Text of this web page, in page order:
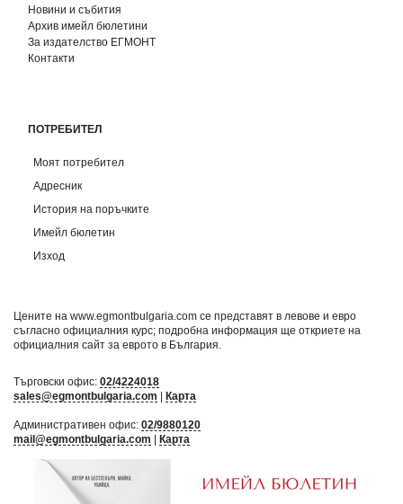
Новини и събития
Архив имейл бюлетини
За издателство ЕГМОНТ
Контакти
ПОТРЕБИТЕЛ
Моят потребител
Адресник
История на поръчките
Имейл бюлетин
Изход
Цените на www.egmontbulgaria.com се представят в левове и евро
съгласно официалния курс; подробна информация ще откриете на
официалния сайт за еврото в България
Търговски офис: 02/4224018
sales@egmontbulgaria.com | Карта
Административен офис: 02/9880120
mail@egmontbulgaria.com | Карта